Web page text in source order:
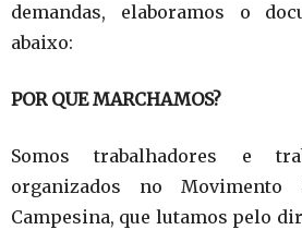
demandas, elaboramos o
abaixo:
POR QUE MARCHAMOS?
Somos trabalhadores e
organizados no
Campesina, que lutamos pelo